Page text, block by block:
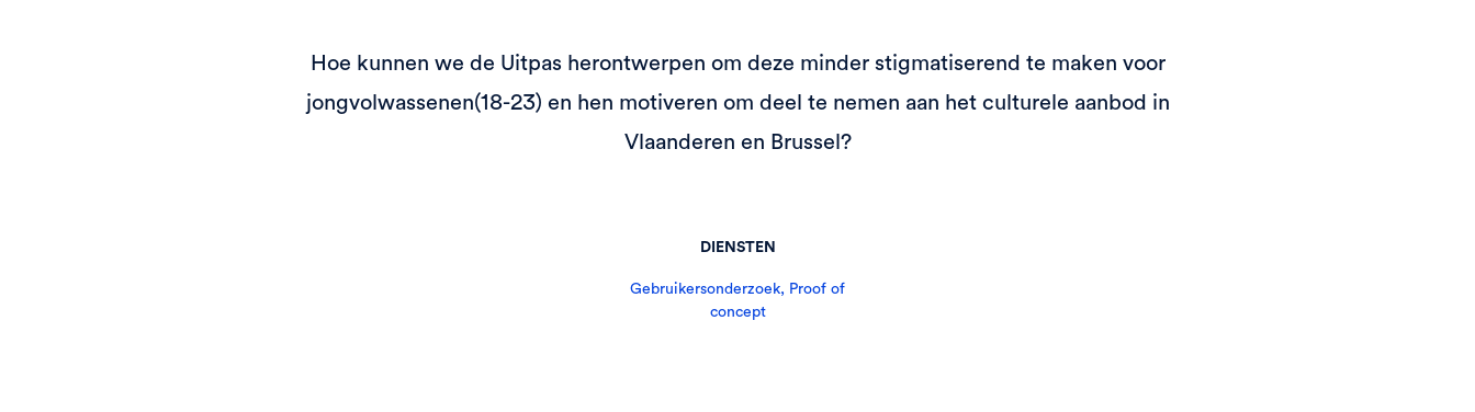
Hoe kunnen we de Uitpas herontwerpen om deze minder stigmatiserend te maken voor
jongvolwassenen(18-23) en hen motiveren om deel te nemen aan het culturele aanbod in
Vlaanderen en Brussel?
DIENSTEN
Gebruikersonderzoek, Proof of
concept